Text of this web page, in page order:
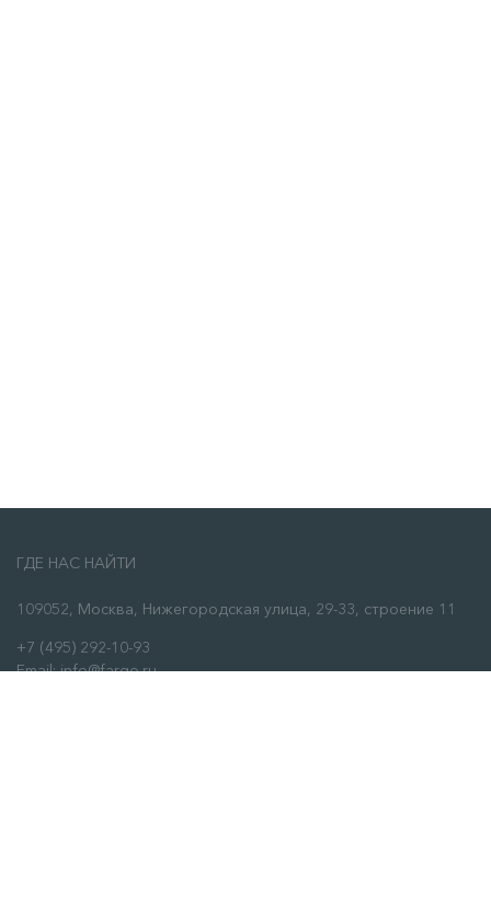
ГДЕ НАС НАЙТИ
109052, Москва, Нижегородская улица, 29-33, строение 11
+7 (495) 292-10-93
Email: info@fargo.ru